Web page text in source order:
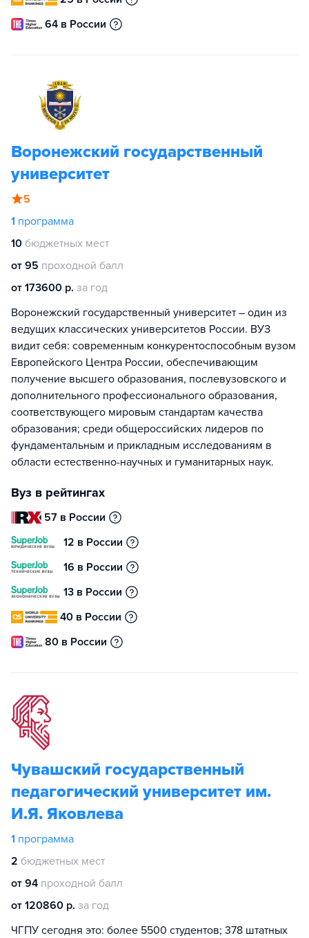
64 в России
Воронежский государственный
университет
5
1 программа
10 бюджетных мест
от 95 проходной балл
от 173600 р. за год
Воронежский государственный университет – один из
ведущих классических университетов России. ВУЗ
видит себя: современным конкурентоспособным вузом
Европейского Центра России, обеспечивающим
получение высшего образования, послевузовского и
дополнительного профессионального образования,
соответствующего мировым стандартам качества
образования; среди общероссийских лидеров по
фундаментальным и прикладным исследованиям в
области естественно-научных и гуманитарных наук.
Вуз в рейтингах
57 в России
12 в России
16 в России
13 в России
40 в России
80 в России
Чувашский государственный
педагогический университет им.
И.Я. Яковлева
1 программа
2 бюджетных мест
от 94 проходной балл
от 120860 р. за год
ЧГПУ сегодня это: более 5500 студентов; 378 штатных